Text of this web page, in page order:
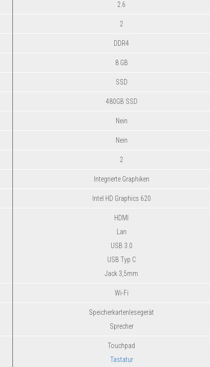
2.6
2
DDR4
8 GB
SSD
480GB SSD
Nein
Nein
2
Integrierte Graphiken
Intel HD Graphics 620
HDMI
Lan
USB 3.0
USB Typ C
Jack 3,5mm
Wi-Fi
Speicherkartenlesegerät
Sprecher
Touchpad
Tastatur